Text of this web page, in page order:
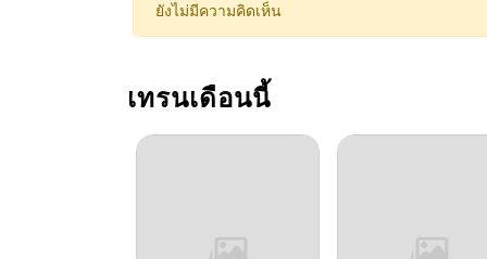
ยังไม่มีความคิดเห็น
เทรนเดือนนี้